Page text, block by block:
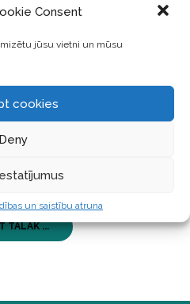
Consent
jūsu vietni un mūsu
cookies
Deny
un saistību atruna
Ājurvēdas
veselībai
bagātinātājs, kas
un minerālvielu
un ķermeņa
no apmēram 50
TĀLĀK ...